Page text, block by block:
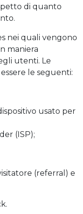
di quanto
nei quali vengono
maniera
utenti. Le
le seguenti:
usato per
(ISP);
(referral) e